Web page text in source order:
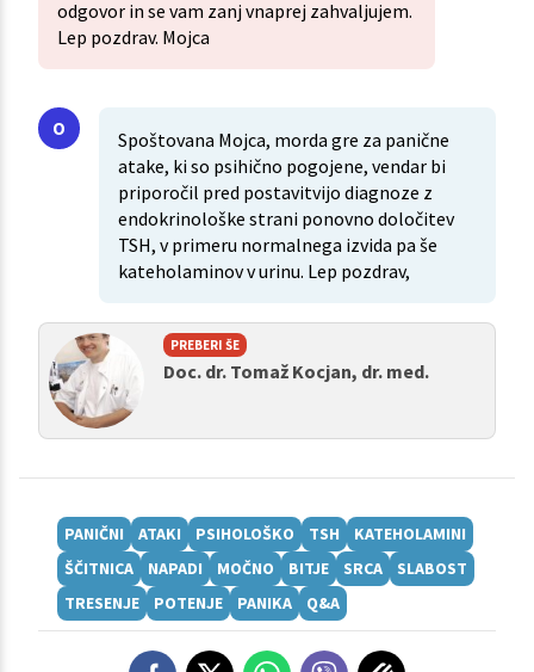
odgovor in se vam zanj vnaprej zahvaljujem.
Lep pozdrav. Mojca
Spoštovana Mojca, morda gre za panične
atake, ki so psihično pogojene, vendar bi
priporočil pred postavitvijo diagnoze z
endokrinološke strani ponovno določitev
TSH, v primeru normalnega izvida pa še
kateholaminov v urinu. Lep pozdrav,
PREBERI ŠE
Doc. dr. Tomaž Kocjan, dr. med.
PANIČNI ATAKI PSIHOLOŠKO TSH
KATEHOLAMINI
ŠČITNICA
NAPADI MOČNO BITJE SRCA
SLABOST
TRESENJE
POTENJE PANIKA Q&A